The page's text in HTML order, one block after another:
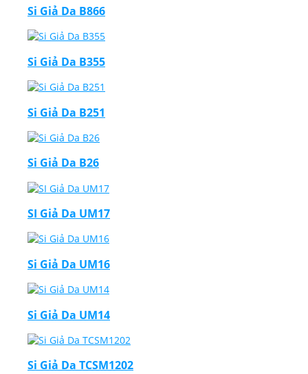
Si Giả Da B866
Si Giả Da B355
Si Giả Da B251
Si Giả Da B26
SI Giả Da UM17
Si Giả Da UM16
Si Giả Da UM14
Si Giả Da TCSM1202